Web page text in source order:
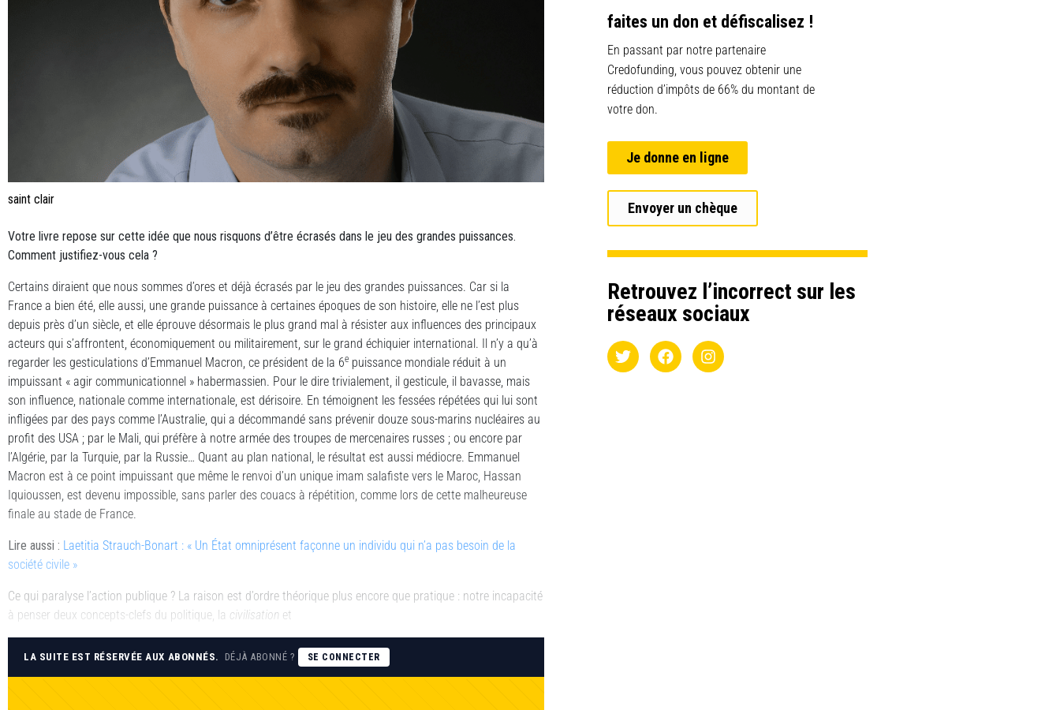
saint clair
Votre livre repose sur cette idée que nous risquons d’être écrasés dans le jeu des grandes puissances.
Comment justifiez-vous cela ?
Certains diraient que nous sommes d’ores et déjà écrasés par le jeu des grandes puissances. Car si la
France a bien été, elle aussi, une grande puissance à certaines époques de son histoire, elle ne l’est plus
depuis près d’un siècle, et elle éprouve désormais le plus grand mal à résister aux influences des principaux
acteurs qui s’affrontent, économiquement ou militairement, sur le grand échiquier international. Il n’y a qu’à
regarder les gesticulations d’Emmanuel Macron, ce président de la 6e puissance mondiale réduit à un
impuissant « agir communicationnel » habermassien. Pour le dire trivialement, il gesticule, il bavasse, mais
son influence, nationale comme internationale, est dérisoire. En témoignent les fessées répétées qui lui sont
infligées par des pays comme l’Australie, qui a décommandé sans prévenir douze sous-marins nucléaires au
profit des USA ; par le Mali, qui préfère à notre armée des troupes de mercenaires russes ; ou encore par
l’Algérie, par la Turquie, par la Russie… Quant au plan national, le résultat est aussi médiocre. Emmanuel
Macron est à ce point impuissant que même le renvoi d’un unique imam salafiste vers le Maroc, Hassan
Iquioussen, est devenu impossible, sans parler des couacs à répétition, comme lors de cette malheureuse
finale au stade de France.
Lire aussi : Laetitia Strauch-Bonart : « Un État omniprésent façonne un individu qui n’a pas besoin de la
société civile »
Ce qui paralyse l’action publique ? La raison est d’ordre théorique plus encore que pratique : notre incapacité
à penser deux concepts-clefs du politique, la civilisation et
LA SUITE EST RÉSERVÉE AUX ABONNÉS. DÉJÀ ABONNÉ ? SE CONNECTER
faites un don et défiscalisez !
En passant par notre partenaire
Credofunding, vous pouvez obtenir une
réduction d’impôts de 66% du montant de
votre don.
Je donne en ligne
Envoyer un chèque
Retrouvez l’incorrect sur les
réseaux sociaux